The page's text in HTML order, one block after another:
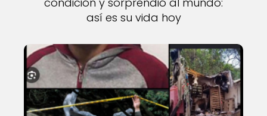
así es su vida hoy